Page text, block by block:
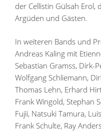
der Cellistin Gülsah Erol,
Argüden und Gästen.
In weiteren Bands und
Andreas Kaling mit
Sebastian Gramss, Dirk-
Wolfgang Schliemann,
Thomas Lehn, Erhard
Frank Wingold, Stephan
Fujii, Natsuki Tamura,
Frank Schulte, Ray